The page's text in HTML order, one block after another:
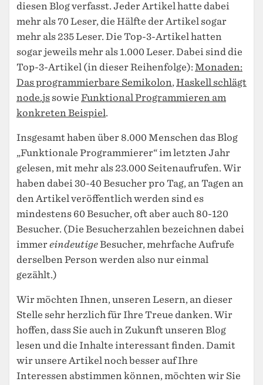
diesen Blog verfasst. Jeder Artikel hatte dabei
mehr als 70 Leser, die Hälfte der Artikel sogar
mehr als 235 Leser. Die Top-3-Artikel hatten
sogar jeweils mehr als 1.000 Leser. Dabei sind die
Top-3-Artikel (in dieser Reihenfolge): Monaden:
Das programmierbare Semikolon,Haskell schlägt
node.js sowie Funktional Programmieren am
konkreten Beispiel.
Insgesamt haben über 8.000 Menschen das Blog
„Funktionale Programmierer“ im letzten Jahr
gelesen, mit mehr als 23.000 Seitenaufrufen. Wir
haben dabei 30-40 Besucher pro Tag, an Tagen an
den Artikel veröffentlich werden sind es
mindestens 60 Besucher, oft aber auch 80-120
Besucher. (Die Besucherzahlen bezeichnen dabei
immereindeutigeBesucher, mehrfache Aufrufe
derselben Person werden also nur einmal
gezählt.)
Wir möchten Ihnen, unseren Lesern, an dieser
Stelle sehr herzlich für Ihre Treue danken. Wir
hoffen, dass Sie auch in Zukunft unseren Blog
lesen und die Inhalte interessant finden. Damit
wir unsere Artikel noch besser auf Ihre
Interessen abstimmen können, möchten wir Sie